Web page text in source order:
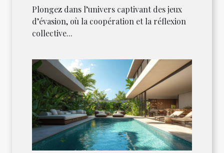
Plongez dans l’univers captivant des jeux
d’évasion, où la coopération et la réflexion
collective...